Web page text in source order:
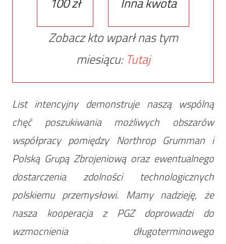
Zobacz kto wparł nas tym
miesiącu: Tutaj
List intencyjny demonstruje naszą wspólną
chęć poszukiwania możliwych obszarów
współpracy pomiędzy Northrop Grumman i
Polską Grupą Zbrojeniową oraz ewentualnego
dostarczenia zdolności technologicznych
polskiemu przemysłowi. Mamy nadzieję, że
nasza kooperacja z PGZ doprowadzi do
wzmocnienia długoterminowego